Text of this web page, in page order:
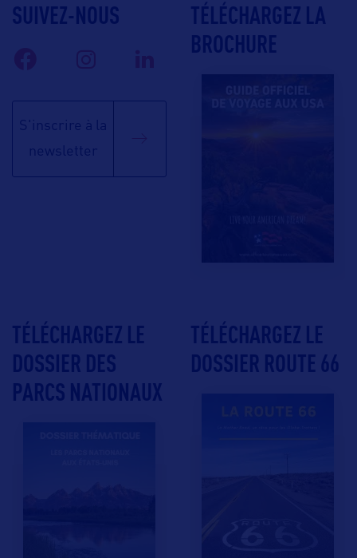
SUIVEZ-NOUS
S'inscrire à la
newsletter
TÉLÉCHARGEZ LA
BROCHURE
TÉLÉCHARGEZ LE
DOSSIER DES
PARCS NATIONAUX
TÉLÉCHARGEZ LE
DOSSIER ROUTE 66